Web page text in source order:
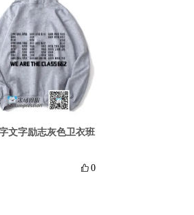
文字励志灰色卫衣班
 0